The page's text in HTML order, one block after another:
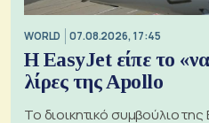
WORLD 07.08.2026, 17:45
Η EasyJet είπε το
λίρες της Apollo
Το διοικητικό συμβούλιο